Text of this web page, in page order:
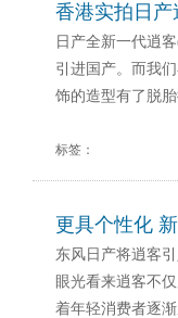
香港实拍日
日产全新一代逍
引进国产。而我
饰的造型有了脱
标签：
更具个性化
东风日产将逍客
眼光看来逍客不
着年轻消费者逐